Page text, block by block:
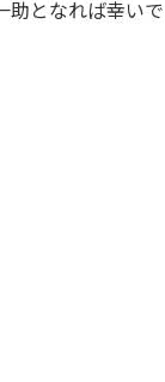
となれば幸いで